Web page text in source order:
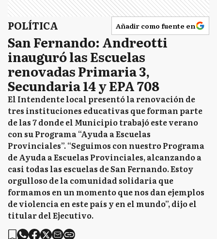
POLÍTICA Añadir como fuente en
San Fernando: Andreotti
inauguró las Escuelas
renovadas Primaria 3,
Secundaria 14 y EPA 708
El Intendente local presentó la renovación de
tres instituciones educativas que forman parte
de las 7 donde el Municipio trabajó este verano
con su Programa “Ayuda a Escuelas
Provinciales”. “Seguimos con nuestro Programa
de Ayuda a Escuelas Provinciales, alcanzando a
casi todas las escuelas de San Fernando. Estoy
orgulloso de la comunidad solidaria que
formamos en un momento que nos dan ejemplos
de violencia en este país y en el mundo”, dijo el
titular del Ejecutivo.